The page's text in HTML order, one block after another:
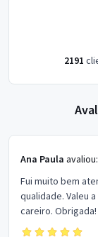
2191
Ana Paula avaliou:
Fui muito bem
qualidade. Valeu
careiro. Obrigada!